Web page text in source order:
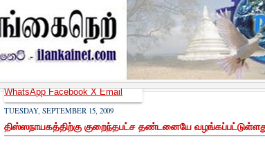
TUESDAY, SEPTEMBER 15, 2009
திஸ்ஸநாயகத்திற்கு குறைந்தபட்ச தண்டனையே
WhatsAppFacebookXEmail